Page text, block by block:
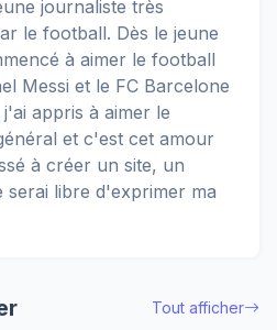
journaliste très
le football. Dès le jeune
à aimer le football
Messi et le FC Barcelone
appris à aimer le
et c'est cet amour
à créer un site, un
serai libre d'exprimer ma
Tout afficher